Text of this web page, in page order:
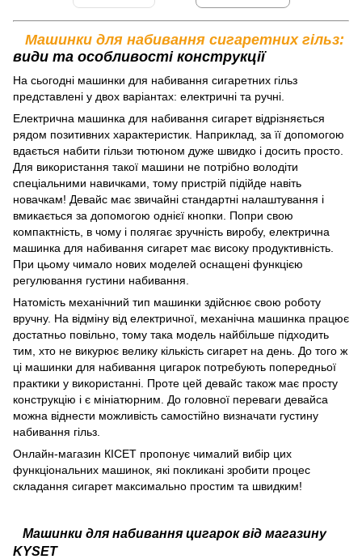
Машинки для набивання сигаретних гільз:
види та особливості конструкції
На сьогодні машинки для набивання сигаретних гільз
представлені у двох варіантах: електричні та ручні.
Електрична машинка для набивання сигарет відрізняється
рядом позитивних характеристик. Наприклад, за її допомогою
вдається набити гільзи тютюном дуже швидко і досить просто.
Для використання такої машини не потрібно володіти
спеціальними навичками, тому пристрій підійде навіть
новачкам! Девайс має звичайні стандартні налаштування і
вмикається за допомогою однієї кнопки. Попри свою
компактність, в чому і полягає зручність виробу, електрична
машинка для набивання сигарет має високу продуктивність.
При цьому чимало нових моделей оснащені функцією
регулювання густини набивання.
Натомість механічний тип машинки здійснює свою роботу
вручну. На відміну від електричної, механічна машинка працює
достатньо повільно, тому така модель найбільше підходить
тим, хто не викурює велику кількість сигарет на день. До того ж
ці машинки для набивання цигарок потребують попередньої
практики у використанні. Проте цей девайс також має просту
конструкцію і є мініатюрним. До головної переваги девайса
можна віднести можливість самостійно визначати густину
набивання гільз.
Онлайн-магазин КІСЕТ пропонує чималий вибір цих
функціональних машинок, які покликані зробити процес
складання сигарет максимально простим та швидким!
Машинки для набивання цигарок від магазину
KYSET